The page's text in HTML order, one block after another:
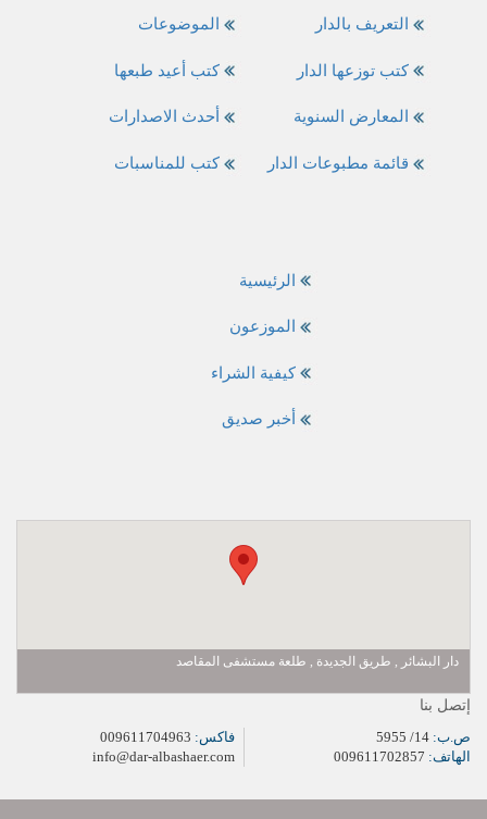
الموضوعات
كتب أعيد طبعها
أحدث الاصدارات
كتب للمناسبات
التعريف بالدار
كتب توزعها الدار
المعارض السنوية
قائمة مطبوعات الدار
الرئيسية
الموزعون
كيفية الشراء
أخبر صديق
دار البشائر , طريق الجديدة , طلعة مستشفى المقاصد
إتصل بنا
ص.ب:
الهاتف:
فاكس:
info@dar-albashaer.com